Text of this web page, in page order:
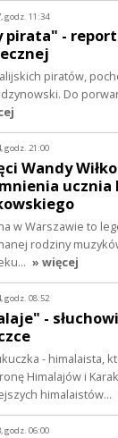
godz. 11:34
pirata" -
piratów,
Do
godz. 21:00
Wandy
ucznia
w Warszawie to
rodziny
» więcej
godz. 08:52
-
- himalaista,
Himalajów i
himalaistów…
godz. 06:00